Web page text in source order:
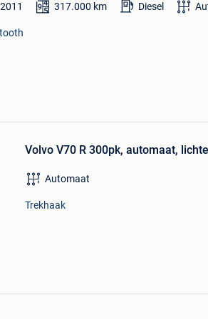
2011 317.000 km Diesel
Volvo V70 R 300pk, automaat,
Automaat
Trekhaak